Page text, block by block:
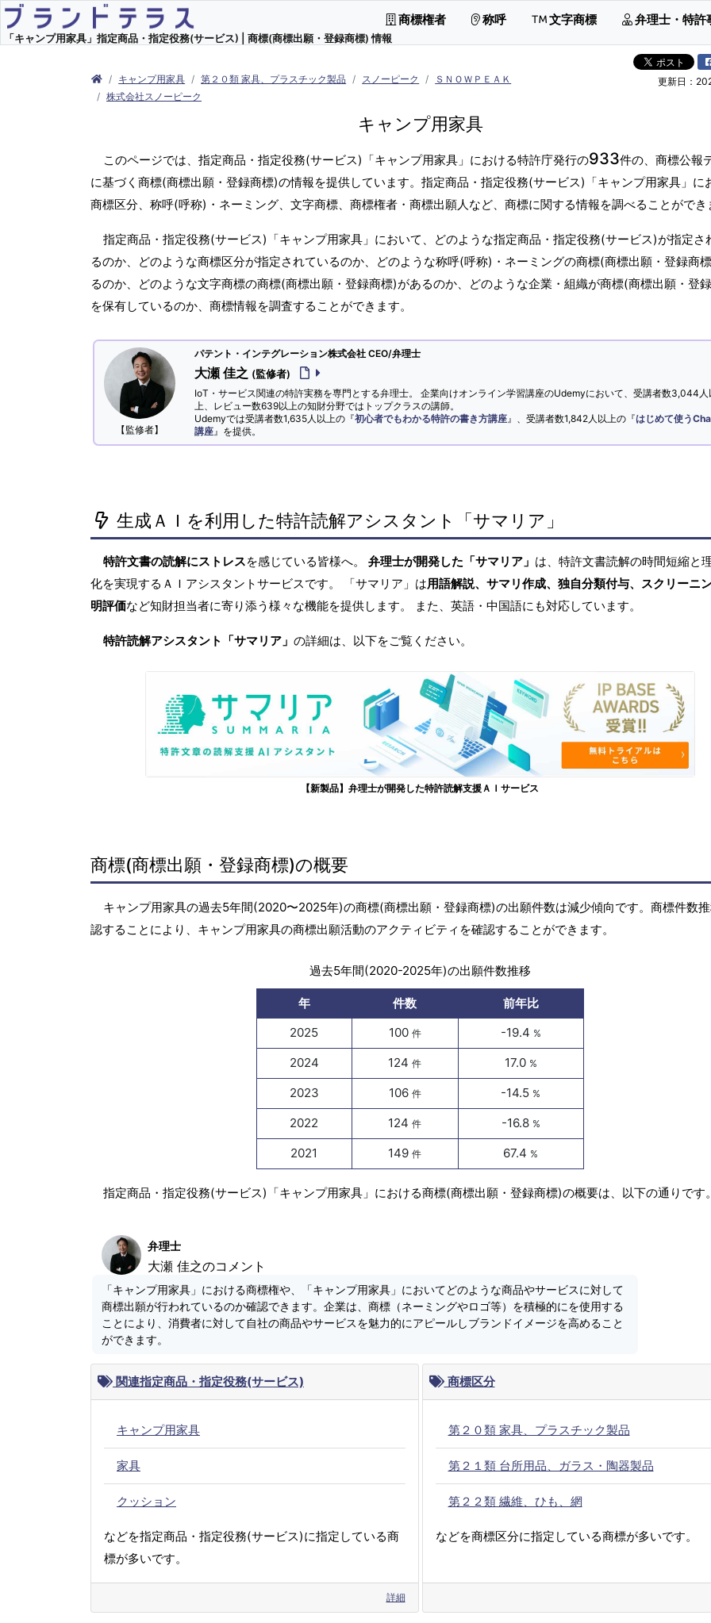
「キャンプ用家具」指定商品・指定役務(サービス) | 商標(商標出願・登録商標) 情報
商標権者 称呼 文字商標 弁理士・特許
キャンプ用家具 第２０類 家具、プラスチック製品 スノーピーク
ＳＮＯＷＰＥＡＫ
株式会社スノーピーク
更新日：
キャンプ用家具
このページでは、指定商品・指定役務(サービス)「キャンプ用家具」における特許庁発行の933件の、商標公報
に基づく商標(商標出願・登録商標)の情報を提供しています。指定商品・指定役務(サービス)「キャンプ用家具」に
商標区分、称呼(呼称)・ネーミング、文字商標、商標権者・商標出願人など、商標に関する情報を調べることができ
指定商品・指定役務(サービス)「キャンプ用家具」において、どのような指定商品・指定役務(サービス)が指定さ
るのか、どのような商標区分が指定されているのか、どのような称呼(呼称)・ネーミングの商標(商標出願・登録商
るのか、どのような文字商標の商標(商標出願・登録商標)があるのか、どのような企業・組織が商標(商標出願・登
を保有しているのか、商標情報を調査することができます。
【監修者】
パテント・インテグレーション株式会社 CEO/弁理士
大瀬 佳之 (監修者)
IoT・サービス関連の特許実務を専門とする弁理士。 企業向けオンライン学習講座のUdemyにおいて、受講者数3,044人
上、レビュー数639以上の知財分野ではトップクラスの講師。
Udemyでは受講者数1,635人以上の『初心者でもわかる特許の書き方講座 』、受講者数1,842人以上の『はじめて使う
講座 』を提供。
生成ＡＩを利用した特許読解アシスタント「サマリア」
特許文書の読解にストレスを感じている皆様へ。 弁理士が開発した「サマリア」 は、特許文書読解の時間短縮と
化を実現するＡＩアシスタントサービスです。 「サマリア」は用語解説、サマリ作成、独自分類付与、スクリーニ
明評価など知財担当者に寄り添う様々な機能を提供します。 また、英語・中国語にも対応しています。
特許読解アシスタント「サマリア」 の詳細は、以下をご覧ください。
【新製品】弁理士が開発した特許読解支援ＡＩサービス
商標(商標出願・登録商標)の概要
キャンプ用家具の過去5年間(2020〜2025年)の商標(商標出願・登録商標)の出願件数は減少傾向です。商標件数
認することにより、キャンプ用家具の商標出願活動のアクティビティを確認することができます。
過去5年間(2020-2025年)の出願件数推移
年 件数
前年比
2025
100 件 -19.4 %
2024 124件 17.0 %
2023 106 件 -14.5 %
2022 124件 -16.8 %
2021 149件 67.4 %
指定商品・指定役務(サービス)「キャンプ用家具」における商標(商標出願・登録商標)の概要は、以下の通りです
弁理士
大瀬 佳之のコメント
「キャンプ用家具」における商標権や、「キャンプ用家具」においてどのような商品やサービスに対して
商標出願が行われているのか確認できます。企業は、商標（ネーミングやロゴ等）を積極的にを使用する
ことにより、消費者に対して自社の商品やサービスを魅力的にアピールしブランドイメージを高めること
ができます。
関連指定商品・指定役務(サービス)
キャンプ用家具
家具
クッション
などを指定商品・指定役務(サービス)に指定している商
標が多いです。
詳細
商標区分
第２０類 家具、プラスチック製品
第２１類 台所用品、ガラス・陶器製品
第２２類 繊維、ひも、網
などを商標区分に指定している商標が多いです。